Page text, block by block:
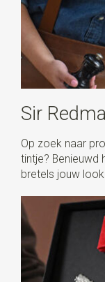
Sir
Op zoek naar
tintje? Benieuwd
bretels jouw